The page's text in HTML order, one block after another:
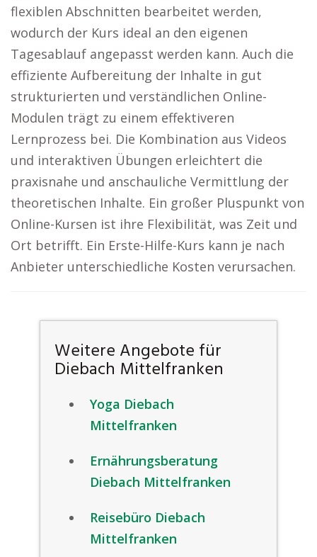
flexiblen Abschnitten bearbeitet werden,
wodurch der Kurs ideal an den eigenen
Tagesablauf angepasst werden kann. Auch die
effiziente Aufbereitung der Inhalte in gut
strukturierten und verständlichen Online-
Modulen trägt zu einem effektiveren
Lernprozess bei. Die Kombination aus Videos
und interaktiven Übungen erleichtert die
praxisnahe und anschauliche Vermittlung der
theoretischen Inhalte. Ein großer Pluspunkt von
Online-Kursen ist ihre Flexibilität, was Zeit und
Ort betrifft. Ein Erste-Hilfe-Kurs kann je nach
Anbieter unterschiedliche Kosten verursachen.
Weitere Angebote für
Diebach Mittelfranken
Yoga Diebach
Mittelfranken
Ernährungsberatung
Diebach Mittelfranken
Reisebüro Diebach
Mittelfranken